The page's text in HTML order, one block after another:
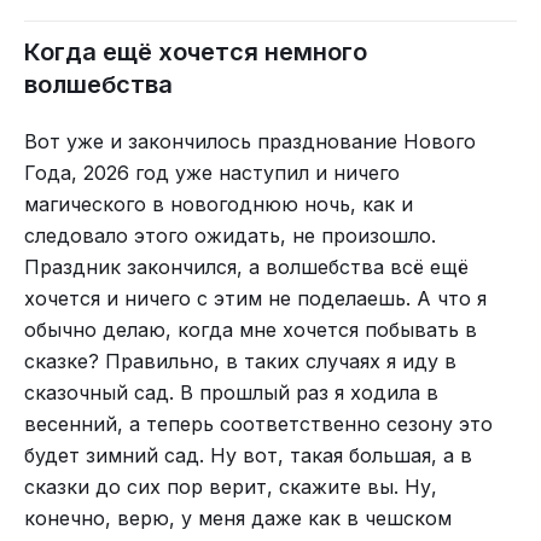
Но зато нашему завсегдатаю-воробью моя идея
очень понравилась, и это самое главное. Он на
меня потом ещё долго и задумчиво смотрел,
наверное, благодарил. Он вообще очень
вежливый и нежадный воробей, с другими
птицами тоже делится.
Когда ещё хочется немного
волшебства
Вот уже и закончилось празднование Нового
Года, 2026 год уже наступил и ничего
магического в новогоднюю ночь, как и
следовало этого ожидать, не произошло.
Праздник закончился, а волшебства всё ещё
хочется и ничего с этим не поделаешь. А что я
обычно делаю, когда мне хочется побывать в
сказке? Правильно, в таких случаях я иду в
сказочный сад. В прошлый раз я ходила в
весенний, а теперь соответственно сезону это
будет зимний сад. Ну вот, такая большая, а в
сказки до сих пор верит, скажите вы. Ну,
конечно, верю, у меня даже как в чешском